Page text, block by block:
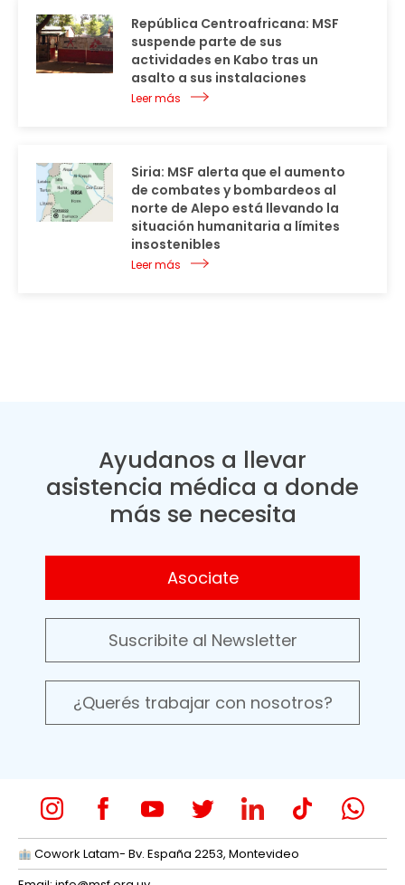
República Centroafricana: MSF
suspende parte de sus
actividades en Kabo tras un
asalto a sus instalaciones
Leer más
Siria: MSF alerta que el aumento
de combates y bombardeos al
norte de Alepo está llevando la
situación humanitaria a límites
insostenibles
Leer más
Ayudanos a llevar
asistencia médica a donde
más se necesita
Asociate
Suscribite al Newsletter
¿Querés trabajar con nosotros?
Cowork Latam- Bv. España 2253, Montevideo